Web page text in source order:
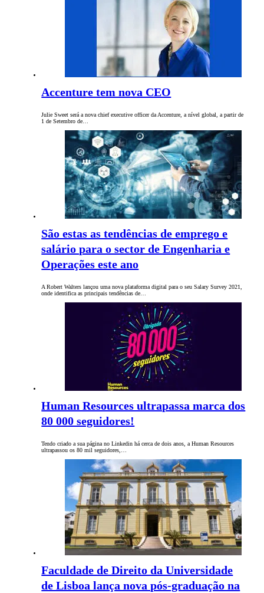
Accenture tem nova CEO
Julie Sweet será a nova chief executive officer da Accenture, a nível global, a partir de
1 de Setembro de…
São estas as tendências de emprego e
salário para o sector de Engenharia e
Operações este ano
A Robert Walters lançou uma nova plataforma digital para o seu Salary Survey 2021,
onde identifica as principais tendências de…
Human Resources ultrapassa marca dos
80 000 seguidores!
Tendo criado a sua página no Linkedin há cerca de dois anos, a Human Resources
ultrapassou os 80 mil seguidores,…
Faculdade de Direito da Universidade
de Lisboa lança nova pós-graduação na